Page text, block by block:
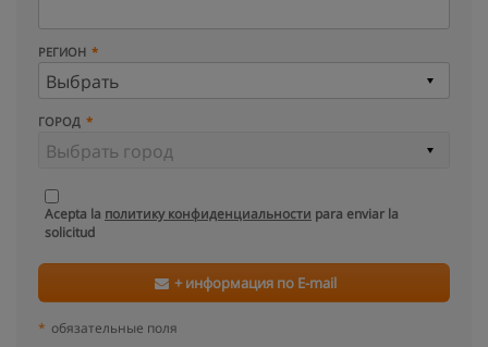
РЕГИОН
ГОРОД
Acepta la политику конфиденциальности para enviar la
solicitud
+ информация по E-mail
* обязательные поля